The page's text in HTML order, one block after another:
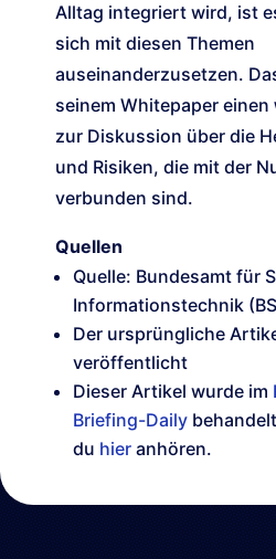
Alltag integriert wird, ist
sich mit diesen Themen
auseinanderzusetzen.
seinem Whitepaper einen
zur Diskussion über die
und Risiken, die mit der
verbunden sind.
Quellen
Quelle: Bundesamt für
Informationstechnik
Der ursprüngliche
veröffentlicht
Dieser Artikel wurde im
Briefing-Daily
du hier anhören.